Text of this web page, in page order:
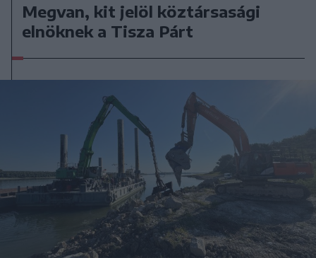
Megvan, kit jelöl köztársasági
elnöknek a Tisza Párt